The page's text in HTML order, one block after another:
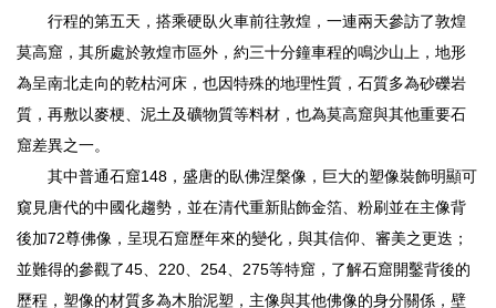
行程的第五天，搭乘硬臥火車前往敦煌，一連兩天參訪了敦煌
莫高窟，其所處於敦煌市區外，約三十分鐘車程的鳴沙山上，地形
為呈南北走向的乾枯河床，也因特殊的地理性質，石質多為砂礫岩
質，再敷以麥梗、泥土及礦物質等料材，也為莫高窟與其他重要石
窟差異之一。
其中普通石窟148，盛唐的臥佛涅槃像，巨大的塑像裝飾明顯可
窺見唐代的中國化趨勢，並在清代重新貼飾金箔、粉刷並在主像背
後加72尊佛像，呈現石窟歷年來的變化，與其信仰、審美之更迭；
並難得的參觀了45、220、254、275等特窟，了解石窟開鑿背後的
歷程，塑像的材質多為木胎泥塑，主像與其他佛像的身分關係，壁